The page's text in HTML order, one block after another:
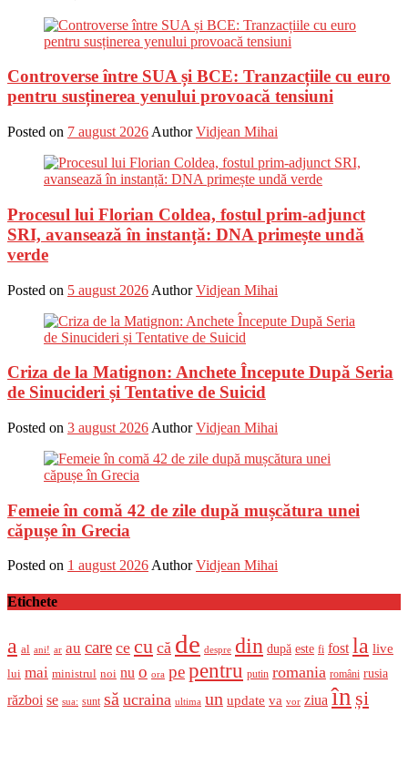
Controverse între SUA și BCE: Tranzacțiile cu euro
pentru susținerea yenului provoacă tensiuni
Posted on 7 august 2026 Author Vidjean Mihai
Procesul lui Florian Coldea, fostul prim-adjunct
SRI, avansează în instanță: DNA primește undă
verde
Posted on 5 august 2026 Author Vidjean Mihai
Criza de la Matignon: Anchete Începute După Seria
de Sinucideri și Tentative de Suicid
Posted on 3 august 2026 Author Vidjean Mihai
Femeie în comă 42 de zile după mușcătura unei
căpușe în Grecia
Posted on 1 august 2026 Author Vidjean Mihai
Etichete
a al ani! ar au care ce cu că de despre din după este fi fost la live
lui mai ministrul noi nu o ora pepentru putin romania români rusia
război se sua: sunt să ucraina ultima un update va vor ziua în și